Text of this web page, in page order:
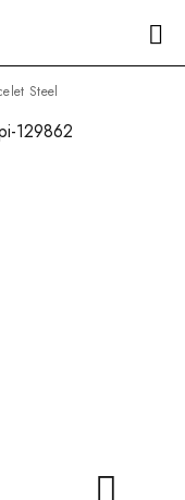
Steel